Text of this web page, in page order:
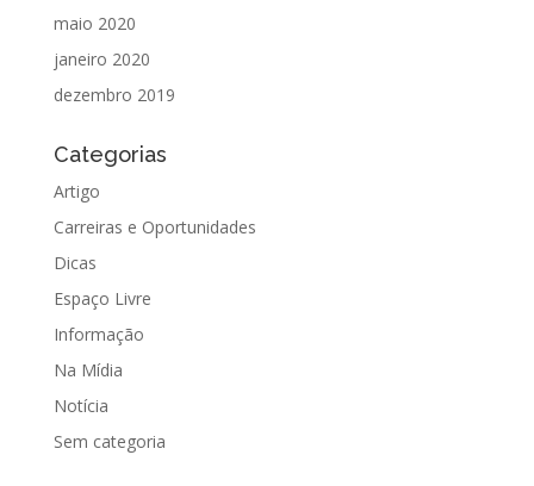
maio 2020
janeiro 2020
dezembro 2019
Categorias
Artigo
Carreiras e Oportunidades
Dicas
Espaço Livre
Informação
Na Mídia
Notícia
Sem categoria